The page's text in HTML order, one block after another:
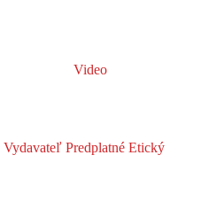
Video
Vydavateľ Predplatné Etický